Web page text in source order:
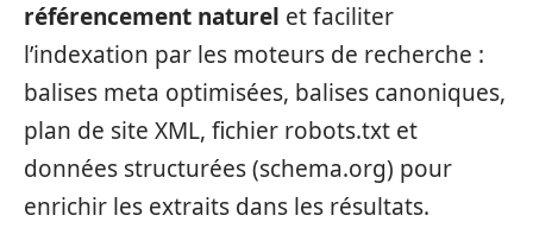
référencement naturel et faciliter
l’indexation par les moteurs de recherche :
balises meta optimisées, balises canoniques,
plan de site XML, fichier robots.txt et
données structurées (schema.org) pour
enrichir les extraits dans les résultats.